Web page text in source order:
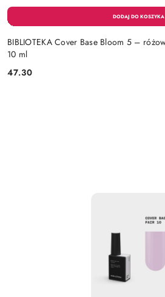
BIBLIOTEKA Cover Base Bloom 5 –
10 ml
Cena:
47.30